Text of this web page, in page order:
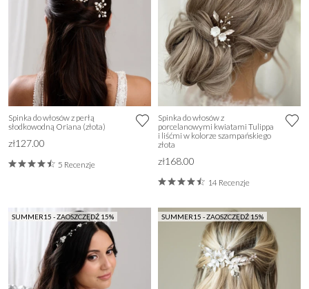
Spinka do włosów z perłą
słodkowodną Oriana (złota)
zł127.00
5 Recenzje
Spinka do włosów z
porcelanowymi kwiatami Tulippa
i liśćmi w kolorze szampańskiego
złota
zł168.00
14 Recenzje
SUMMER15 - ZAOSZCZĘDŹ 15% SUMMER15 - ZAOSZCZĘDŹ 15%